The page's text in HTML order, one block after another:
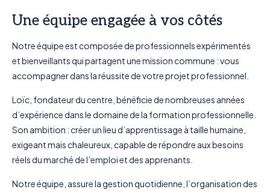
Une équipe engagée à vos côtés
Notre équipe est composée de professionnels expérimentés
et bienveillants qui partagent une mission commune : vous
accompagner dans la réussite de votre projet professionnel.
Loïc, fondateur du centre, bénéficie de nombreuses années
d’expérience dans le domaine de la formation professionnelle.
Son ambition : créer un lieu d’apprentissage à taille humaine,
exigeant mais chaleureux, capable de répondre aux besoins
réels du marché de l’emploi et des apprenants.
Notre équipe, assure la gestion quotidienne, l’organisation des